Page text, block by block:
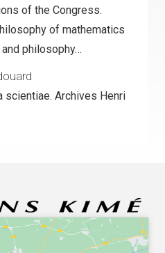
of the Congress.
of mathematics
philosophy…
scientiae. Archives Henri